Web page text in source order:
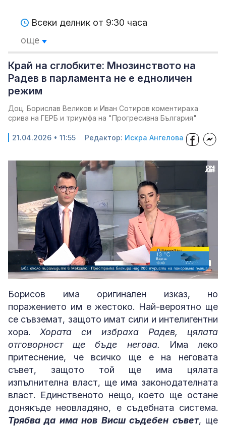
Всеки делник от 9:30 часа
още
Край на сглобките: Мнозинството на
Радев в парламента не е едноличен
режим
Доц. Борислав Великов и Иван Сотиров коментираха
срива на ГЕРБ и триумфа на "Прогресивна България"
21.04.2026 • 11:55 Редактор: Искра Ангелова
Unmute Loaded:
3.99%
Борисов има оригинален изказ, но
поражението им е жестоко. Най-вероятно ще
се съвземат, защото имат сили и интелигентни
хора. Хората си избраха Радев, цялата
отговорност ще бъде негова. Има леко
притеснение, че всичко ще е на неговата
съвет, защото той ще има цялата
изпълнителна власт, ще има законодателната
власт. Единственото нещо, което ще остане
донякъде неовладяно, е съдебната система.
Трябва да има нов Висш съдебен съвет, ще